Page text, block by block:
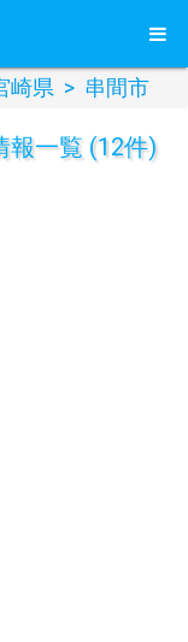
崎県 > 串間市
報一覧 (12件)